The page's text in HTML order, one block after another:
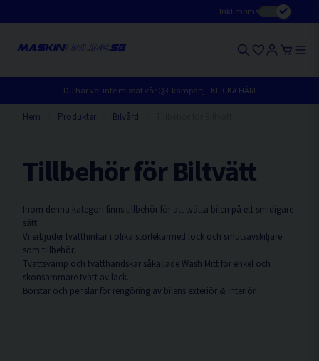
Inkl.moms
Du har väl inte missat vår Q3-kampanj - KLICKA HÄR!
Hem Produkter Bilvård
Tillbehör för Biltvätt
Inom denna kategori finns tillbehör för att tvätta bilen på ett smidigare
sätt.
Vi erbjuder tvätthinkar i olika storlekarmed lock och smutsavskiljare
som tillbehör.
Tvättsvamp och tvätthandskar såkallade Wash Mitt för enkel och
skonsammare tvätt av lack.
Borstar och penslar för rengöring av bilens exteriör & interiör.